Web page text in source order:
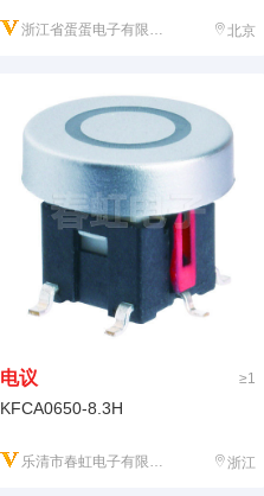
浙江省蛋蛋电子有限公司 北京
电议 ≥1
KFCA0650-8.3H
乐清市春虹电子有限公司 浙江